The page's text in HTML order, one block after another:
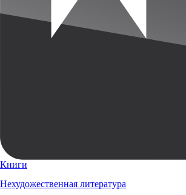
Книги
Нехудожественная литература